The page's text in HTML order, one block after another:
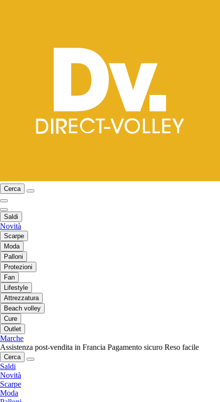
Cerca
Saldi
Novità
Scarpe
Moda
Palloni
Protezioni
Fan
Lifestyle
Attrezzatura
Beach volley
Cure
Outlet
Marche
Assistenza post-vendita in Francia Pagamento sicuro Reso facile
Cerca
Saldi
Novità
Scarpe
Moda